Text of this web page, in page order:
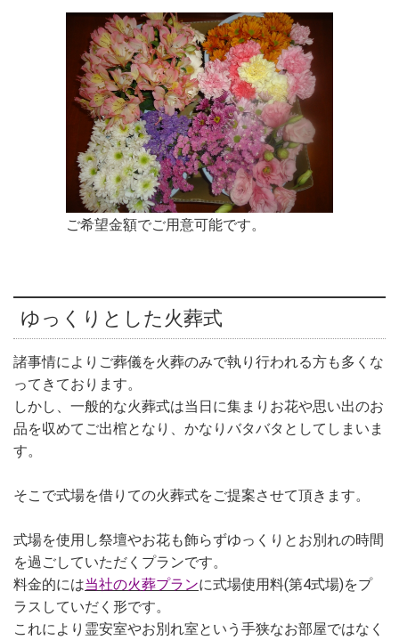
ご希望金額でご用意可能です。
ゆっくりとした火葬式
諸事情によりご葬儀を火葬のみで執り行われる方も多くな
ってきております。
しかし、一般的な火葬式は当日に集まりお花や思い出のお
品を収めてご出棺となり、かなりバタバタとしてしまいま
す。
そこで式場を借りての火葬式をご提案させて頂きます。
式場を使用し祭壇やお花も飾らずゆっくりとお別れの時間
を過ごしていただくプランです。
料金的には当社の火葬プランに式場使用料(第4式場)をプ
ラスしていだく形です。
これにより霊安室やお別れ室という手狭なお部屋ではなく